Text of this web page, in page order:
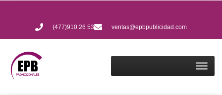
(477)910 26 53 ventas@epbpublicidad.com